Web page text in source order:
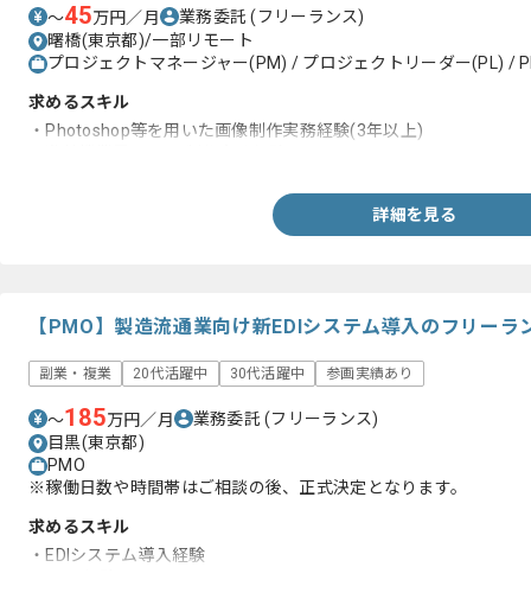
〜45万円／月 業務委託(フリーランス)
曙橋(東京都)/一部リモート
プロジェクトマネージャー(PM) / プロジェクトリーダー(PL) /
求めるスキル
・Photoshop等を用いた画像制作実務経験(3年以上)
詳細を見る
【PMO】製造流通業向け新EDIシステム導入のフリーラ
副業・複業 20代活躍中 30代活躍中 参画実績あり
〜185万円／月 業務委託(フリーランス)
目黒(東京都)
PMO
※稼働日数や時間帯はご相談の後、正式決定となります。
求めるスキル
・EDIシステム導入経験